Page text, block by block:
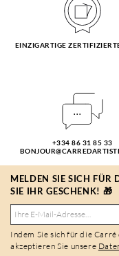
EINZIGARTIGE
+334 86 31 85 33
MELDEN SIE SICH FÜR
SIE IHR GESCHENK! 🎁
Indem Sie sich für die
akzeptieren Sie unsere